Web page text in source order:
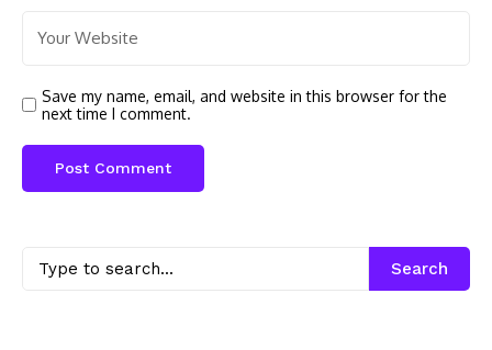
Save my name, email, and website in this browser for the
next time I comment.
Search